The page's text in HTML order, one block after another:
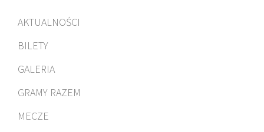
AKTUALNOŚCI
BILETY
GALERIA
GRAMY RAZEM
MECZE